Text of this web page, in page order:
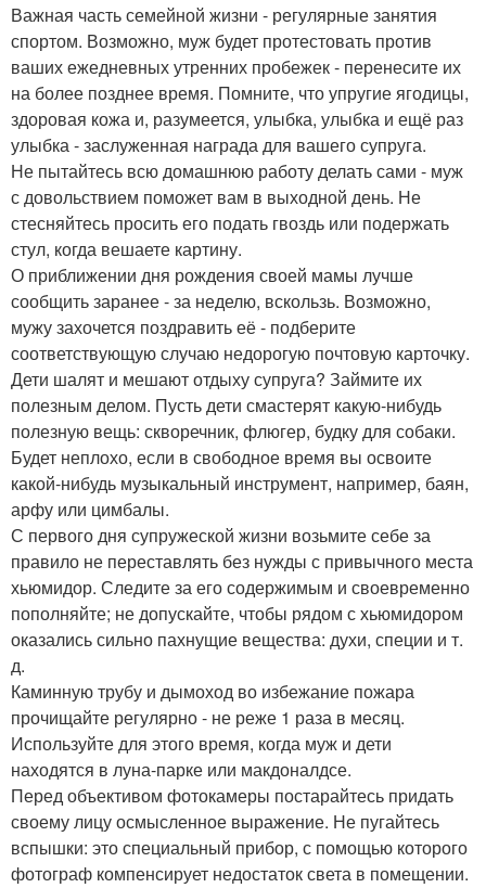
Важная часть семейной жизни - регулярные занятия
спортом. Возможно, муж будет протестовать против
ваших ежедневных утренних пробежек - перенесите их
на более позднее время. Помните, что упругие ягодицы,
здоровая кожа и, разумеется, улыбка, улыбка и ещё раз
улыбка - заслуженная награда для вашего супруга.
Не пытайтесь всю домашнюю работу делать сами - муж
с довольствием поможет вам в выходной день. Не
стесняйтесь просить его подать гвоздь или подержать
стул, когда вешаете картину.
О приближении дня рождения своей мамы лучше
сообщить заранее - за неделю, вскользь. Возможно,
мужу захочется поздравить её - подберите
соответствующую случаю недорогую почтовую карточку.
Дети шалят и мешают отдыху супруга? Займите их
полезным делом. Пусть дети смастерят какую-нибудь
полезную вещь: скворечник, флюгер, будку для собаки.
Будет неплохо, если в свободное время вы освоите
какой-нибудь музыкальный инструмент, например, баян,
арфу или цимбалы.
С первого дня супружеской жизни возьмите себе за
правило не переставлять без нужды с привычного места
хьюмидор. Следите за его содержимым и своевременно
пополняйте; не допускайте, чтобы рядом с хьюмидором
оказались сильно пахнущие вещества: духи, специи и т.
д.
Каминную трубу и дымоход во избежание пожара
прочищайте регулярно - не реже 1 раза в месяц.
Используйте для этого время, когда муж и дети
находятся в луна-парке или макдоналдсе.
Перед объективом фотокамеры постарайтесь придать
своему лицу осмысленное выражение. Не пугайтесь
вспышки: это специальный прибор, с помощью которого
фотограф компенсирует недостаток света в помещении.